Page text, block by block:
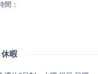
間：
暇